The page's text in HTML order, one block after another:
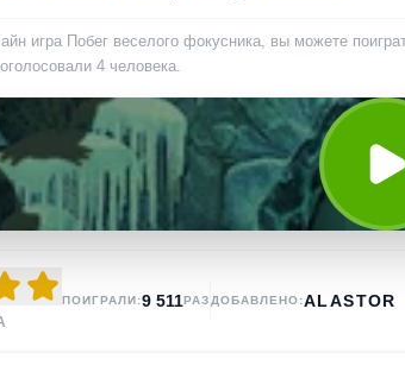
игра Побег веселого фокусника, вы можете
4 человека.
ПОИГРАЛИ:9 511РАЗ ДОБАВЛЕНО:ALASTOR